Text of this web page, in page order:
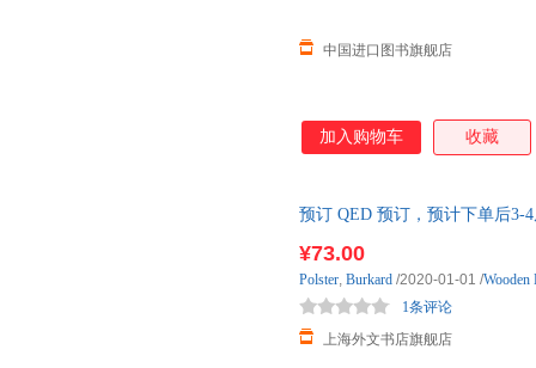
中国进口图书旗舰店
加入购物车 收藏
预订 QED 预订，预计下单后3-
¥73.00
上海外文书店旗舰店
1条评论
Polster, Burkard /2020-01-01 /Wooden